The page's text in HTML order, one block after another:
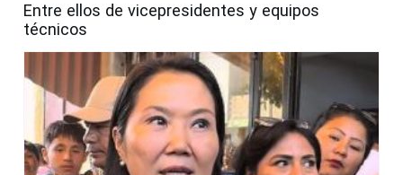
Entre ellos de vicepresidentes y equipos
técnicos